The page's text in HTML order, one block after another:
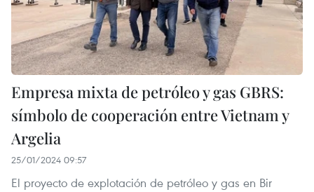
Empresa mixta de petróleo y gas GBRS:
símbolo de cooperación entre Vietnam y
Argelia
25/01/2024 09:57
El proyecto de explotación de petróleo y gas en Bir